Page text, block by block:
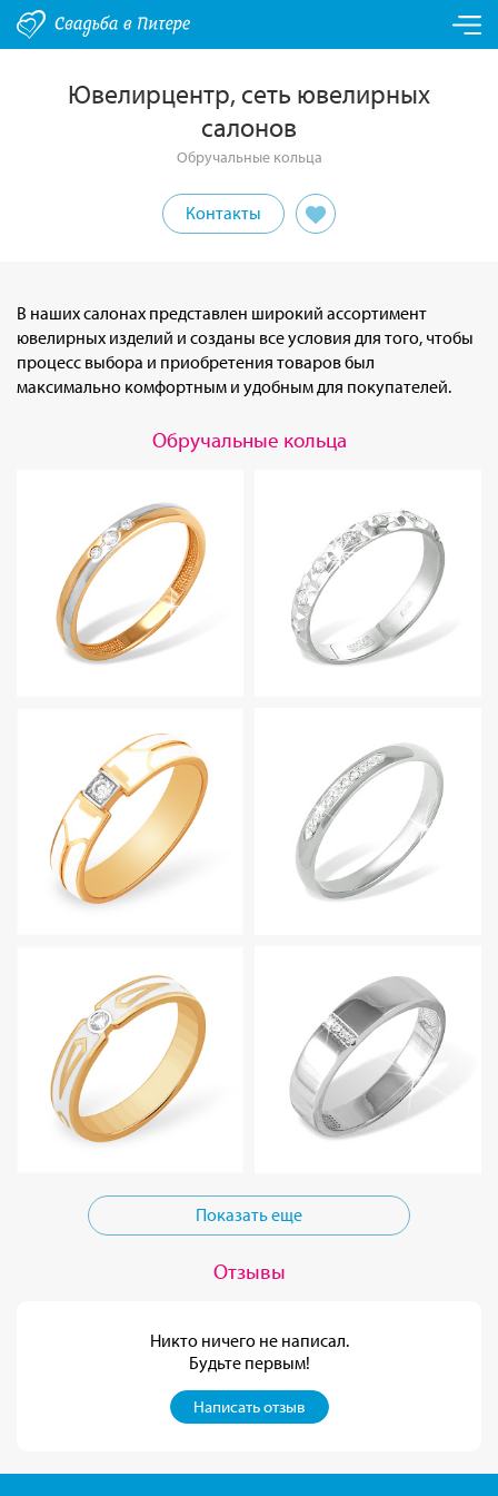
Ювелирцентр, сеть ювелирных
салонов
Обручальные кольца
Контакты
В наших салонах представлен широкий ассортимент
ювелирных изделий и созданы все условия для того, чтобы
процесс выбора и приобретения товаров был
максимально комфортным и удобным для покупателей.
Обручальные кольца
Показать еще
Отзывы
Никто ничего не написал.
Будьте первым!
Написать отзыв